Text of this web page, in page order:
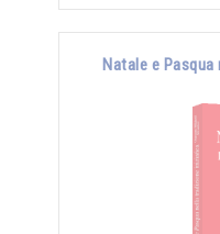
Natale e